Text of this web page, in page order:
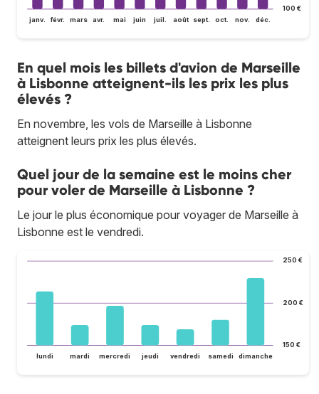
100 €
janv. févr. mars avr. mai juin juil. août sept. oct. nov. déc.
En quel mois les billets d'avion de Marseille
à Lisbonne atteignent-ils les prix les plus
élevés ?
En novembre, les vols de Marseille à Lisbonne
atteignent leurs prix les plus élevés.
Quel jour de la semaine est le moins cher
pour voler de Marseille à Lisbonne ?
Le jour le plus économique pour voyager de Marseille à
Lisbonne est le vendredi.
150 €
200 €
250 €
lundi mardi mercredi jeudi vendredi samedi dimanche